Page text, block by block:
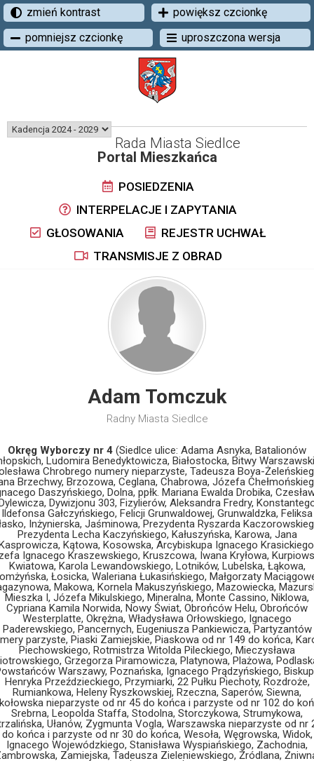
zmień kontrast
powiększ czcionkę
pomniejsz czcionkę
uproszczona wersja
Rada Miasta Siedlce
Portal Mieszkańca
POSIEDZENIA
INTERPELACJE I ZAPYTANIA
GŁOSOWANIA
REJESTR UCHWAŁ
TRANSMISJE Z OBRAD
Adam Tomczuk
Radny Miasta Siedlce
Okręg Wyborczy nr 4 (Siedlce ulice: Adama Asnyka, Batalionów
Ludomira Benedyktowicza, Białostocka, Bitwy
Chrobrego numery nieparzyste, Tadeusza Boya-
Brzechwy, Brzozowa, Ceglana, Chabrowa, Józefa
Daszyńskiego, Dolna, ppłk. Mariana Ewalda Drobika,
Dywizjonu 303, Fizylierów, Aleksandra Fredry,
Ildefonsa Gałczyńskiego, Felicji Grunwaldowej, Grunwaldzka, Feliksa
Inżynierska, Jaśminowa, Prezydenta Ryszarda
Prezydenta Lecha Kaczyńskiego, Kałuszyńska, Karowa, Jana
Kątowa, Kosowska, Arcybiskupa Ignacego
Ignacego Kraszewskiego, Kruszcowa, Iwana Kryłowa,
Kwiatowa, Karola Lewandowskiego, Lotników, Lubelska, Łąkowa,
Łosicka, Waleriana Łukasińskiego, Małgorzaty
Makowa, Kornela Makuszyńskiego, Mazowiecka,
Mieszka I, Józefa Mikulskiego, Mineralna, Monte Cassino, Niklowa,
Cypriana Kamila Norwida, Nowy Świat, Obrońców Helu, Obrońców
Westerplatte, Okrężna, Władysława Orłowskiego, Ignacego
Paderewskiego, Pancernych, Eugeniusza Pankiewicza, Partyzantów
parzyste, Piaski Zamiejskie, Piaskowa od nr 149 do końca,
Piechowskiego, Rotmistrza Witolda Pileckiego, Mieczysława
Grzegorza Piramowicza, Platynowa, Plażowa,
Warszawy, Poznańska, Ignacego Prądzyńskiego,
Henryka Przeździeckiego, Przymiarki, 22 Pułku Piechoty, Rozdroże,
Rumiankowa, Heleny Ryszkowskiej, Rzeczna, Saperów, Siewna,
nieparzyste od nr 45 do końca i parzyste od nr 102 do
Srebrna, Leopolda Staffa, Stodolna, Storczykowa, Strumykowa,
Ułanów, Zygmunta Vogla, Warszawska nieparzyste od nr
do końca i parzyste od nr 30 do końca, Wesoła, Węgrowska, Widok,
Ignacego Wojewódzkiego, Stanisława Wyspiańskiego, Zachodnia,
Zamiejska, Tadeusza Zieleniewskiego, Źródlana,